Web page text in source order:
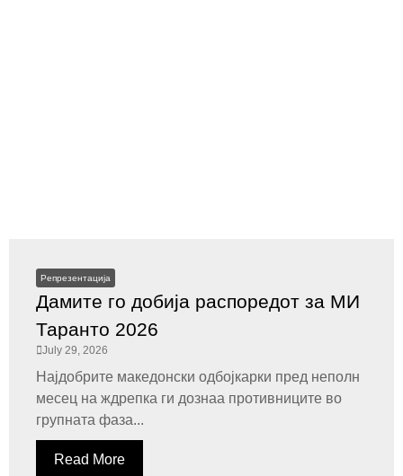
Репрезентација
Дамите го добија распоредот за МИ
Таранто 2026
July 29, 2026
Најдобрите македонски одбојкарки пред неполн
месец на ждрепка ги дознаа противниците во
групната фаза...
Read More